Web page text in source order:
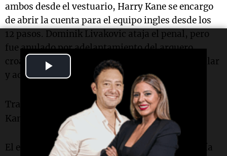
Video
ambos desde el vestuario, Harry Kane se encargo
de abrir la cuenta para el equipo ingles desde los
12 pasos. Dominik Livakovic ataja el penal, pero
fue anulado por adelantamiento del arquero
croata, en el segundo intento el 9 no volvió a fallar
y adelanto a su selección.
Tras la revisión del VAR por adelantamiento,
Kane volvió a patear y esta vez no falló: 1 a 0.
El equipo comandado por Luka Modric mantenía